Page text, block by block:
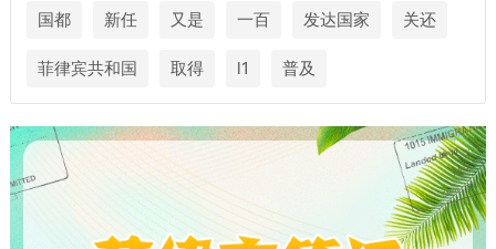
国都 新任 又是 一百 发达国家 关还
菲律宾共和国 取得 l1 普及